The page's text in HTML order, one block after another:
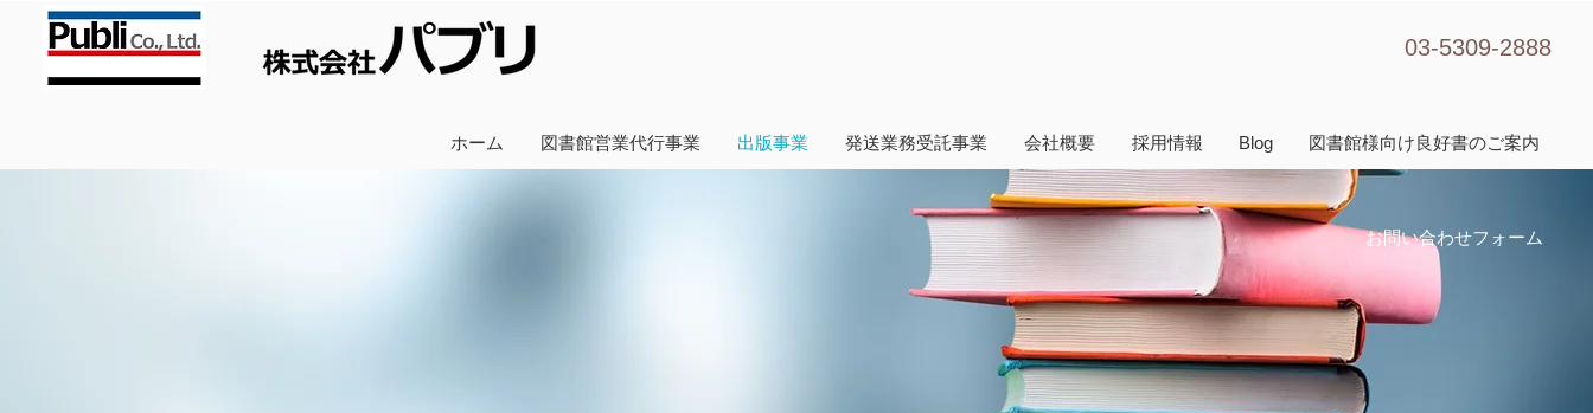
お問い合わせフォーム
03-5309-2888
ホーム 図書館営業代行事業 出版事業 発送業務受託事業 会社概要 採用情報 Blog 図書館様向け良好書のご案内